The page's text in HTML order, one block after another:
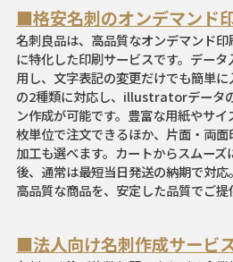
■格安名刺のオンデマンド
名刺良品は、高品質なオンデマンド
に特化した印刷サービスです。デー
用し、文字表記の変更だけでも簡単
の2種類に対応し、illustratorデータ
ン作成が可能です。豊富な用紙やサ
枚単位で注文できるほか、片面・両
加工も選べます。カートからスムー
後、通常は最短当日発送の納期で対
高品質な商品を、安定した品質でご提
■法人向け名刺作成サービ